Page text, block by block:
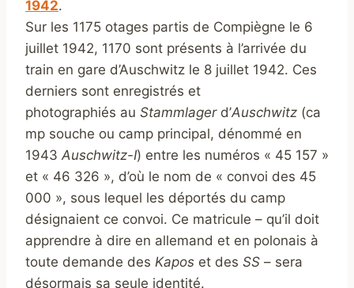
1942.
Sur les 1175 otages partis de Compiègne le 6
juillet 1942, 1170 sont présents à l’arrivée du
train en gare d’Auschwitz le 8 juillet 1942. Ces
derniers sont enregistrés et
photographiés au Stammlagerd’Auschwitz (ca
mp souche ou camp principal, dénommé en
1943 Auschwitz-I) entre les numéros « 45 157 »
et « 46 326 », d’où le nom de « convoi des 45
000 », sous lequel les déportés du camp
désignaient ce convoi. Ce matricule – qu’il doit
apprendre à dire en allemand et en polonais à
toute demande des Kapos et des SS – sera
désormais sa seule identité.